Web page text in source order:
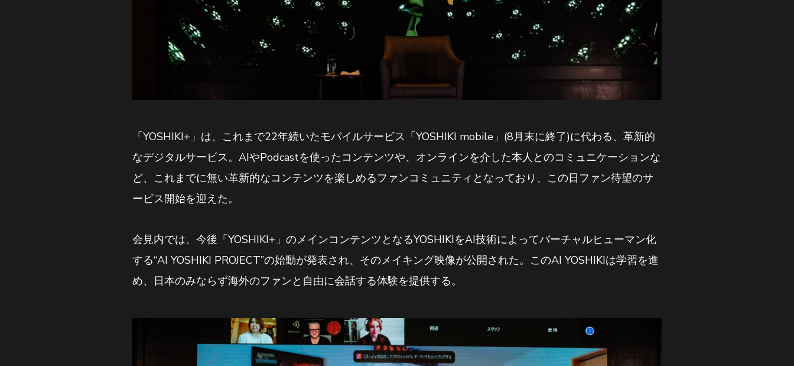
「YOSHIKI+」は、これまで22年続いたモバイルサービス「YOSHIKI mobile」(8月末に終了)に代わる、革新的
なデジタルサービス。AIやPodcastを使ったコンテンツや、オンラインを介した本人とのコミュニケーションな
ど、これまでに無い革新的なコンテンツを楽しめるファンコミュニティとなっており、この日ファン待望のサ
ービス開始を迎えた。
会見内では、今後「YOSHIKI+」のメインコンテンツとなるYOSHIKIをAI技術によってバーチャルヒューマン化
する“AI YOSHIKI PROJECT”の始動が発表され、そのメイキング映像が公開された。このAI YOSHIKIは学習を進
め、日本のみならず海外のファンと自由に会話する体験を提供する。